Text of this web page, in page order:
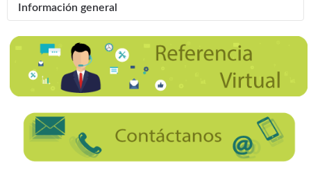
Enviar un correo electrónico
*Campo requerido
Nombre*
Correo electrónico
Asunto*
Mensaje
Información general